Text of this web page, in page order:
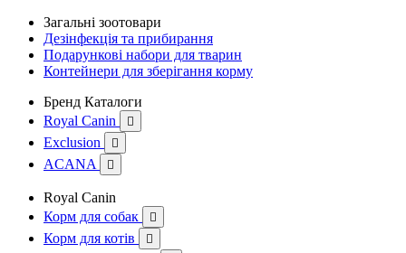
Загальні зоотовари
Дезінфекція та прибирання
Подарункові набори для тварин
Контейнери для зберігання корму
Бренд Каталоги
Royal Canin

Exclusion 
ACANA 
Royal Canin
Корм для собак

Корм для котів 